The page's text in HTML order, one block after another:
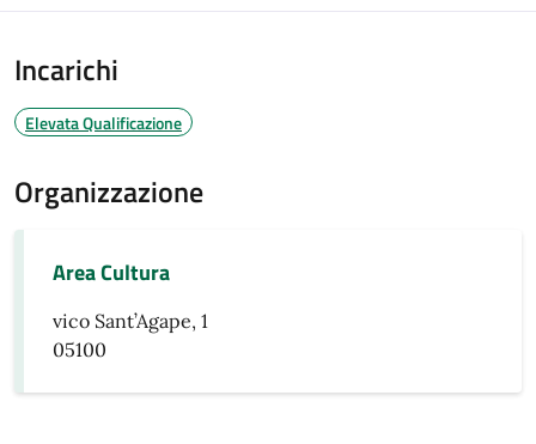
Incarichi
Elevata Qualificazione
Organizzazione
Area Cultura
vico Sant’Agape, 1
05100